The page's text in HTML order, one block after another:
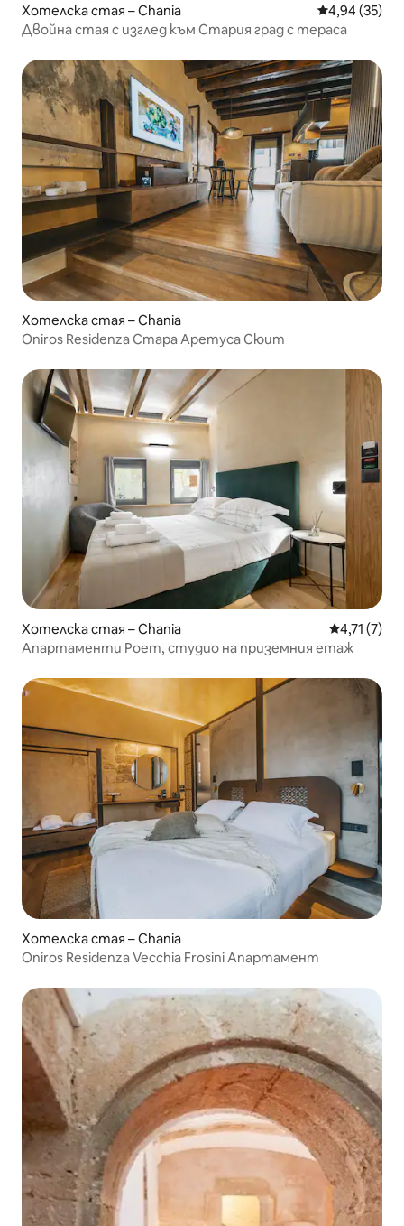
Хотелска стая – Chania Средна
4,94 (35)
Двойна стая с изглед към Стария град с тераса
Хотелска стая – Chania
Oniros Residenza Стара Аретуса Сюит
Хотелска стая – Chania Средна
4,71 (7)
Апартаменти Poem, студио на приземния етаж
Хотелска стая – Chania
Oniros Residenza Vecchia Frosini Апартамент